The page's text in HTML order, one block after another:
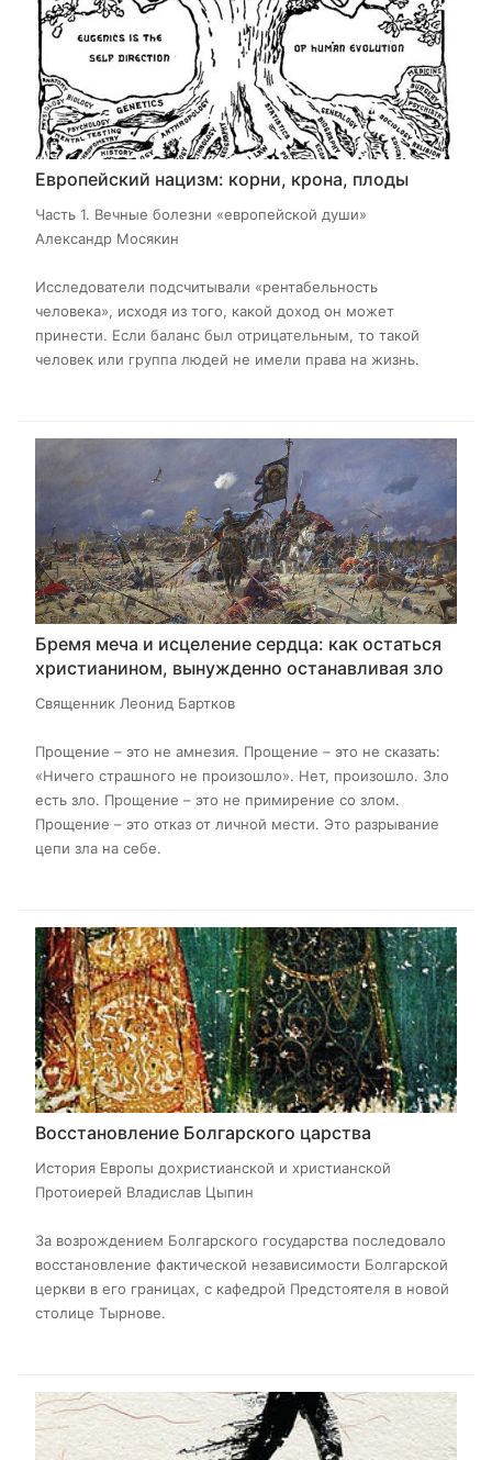
Европейский нацизм: корни, крона, плоды
Часть 1. Вечные болезни «европейской души»
Александр Мосякин
Исследователи подсчитывали «рентабельность
человека», исходя из того, какой доход он может
принести. Если баланс был отрицательным, то такой
человек или группа людей не имели права на жизнь.
Бремя меча и исцеление сердца: как остаться
христианином, вынужденно останавливая зло
Священник Леонид Бартков
Прощение – это не амнезия. Прощение – это не сказать:
«Ничего страшного не произошло». Нет, произошло. Зло
есть зло. Прощение – это не примирение со злом.
Прощение – это отказ от личной мести. Это разрывание
цепи зла на себе.
Восстановление Болгарского царства
История Европы дохристианской и христианской
Протоиерей Владислав Цыпин
За возрождением Болгарского государства последовало
восстановление фактической независимости Болгарской
церкви в его границах, с кафедрой Предстоятеля в новой
столице Тырнове.